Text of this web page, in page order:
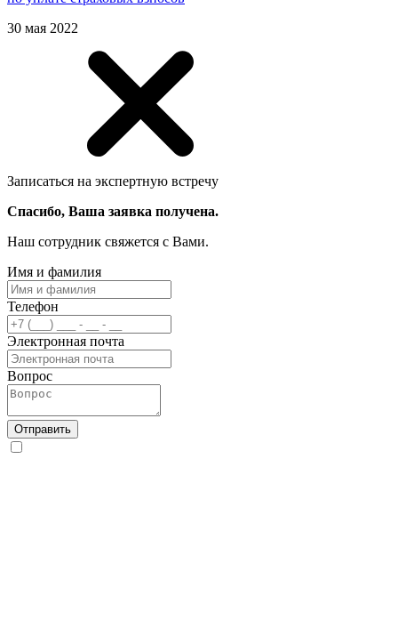
30 мая 2022
Записаться на экспертную встречу
Спасибо, Ваша заявка получена.
Наш сотрудник свяжется с Вами.
Имя и фамилия
Телефон
Электронная почта
Вопрос
Отправить